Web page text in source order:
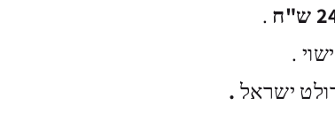
.
.
ישראל .